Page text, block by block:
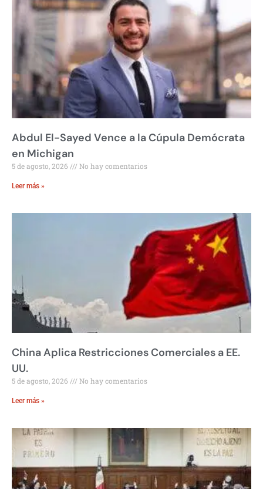
Abdul El-Sayed Vence a la Cúpula Demócrata
en Michigan
5 de agosto, 2026 No hay comentarios
Leer más »
China Aplica Restricciones Comerciales a EE.
UU.
5 de agosto, 2026 No hay comentarios
Leer más »